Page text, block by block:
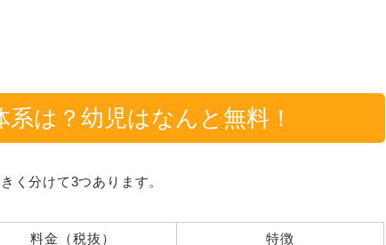
は？幼児はなんと無料！
く分けて3つあります。
料金（税抜） 特徴